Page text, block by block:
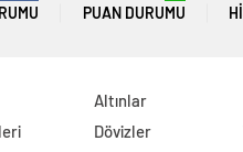
PUAN DURUMU
Altınlar
Dövizler